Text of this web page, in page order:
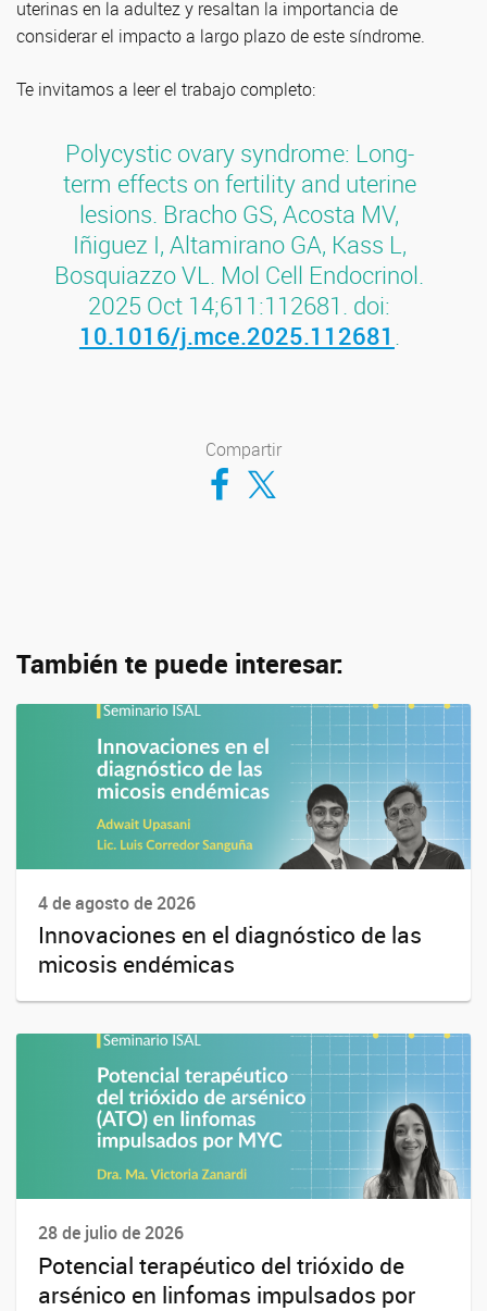
uterinas en la adultez y resaltan la importancia de
considerar el impacto a largo plazo de este síndrome.
Te invitamos a leer el trabajo completo:
Polycystic ovary syndrome: Long-
term effects on fertility and uterine
lesions. Bracho GS, Acosta MV,
Iñiguez I, Altamirano GA, Kass L,
Bosquiazzo VL. Mol Cell Endocrinol.
2025 Oct 14;611:112681. doi:
10.1016/j.mce.2025.112681 .
Compartir
Compartir en Facebook
Compartir en Twitter
También te puede interesar:
4 de agosto de 2026
Innovaciones en el diagnóstico de las
micosis endémicas
28 de julio de 2026
Potencial terapéutico del trióxido de
arsénico en linfomas impulsados por